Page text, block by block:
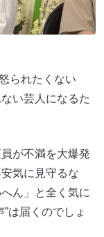
られたくない
い芸人になるた
が不満を大爆発
気に見守るな
ん」と全く気に
は届くのでしょ